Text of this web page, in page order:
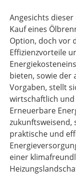
Angesichts
Kauf eines
Option, doch vor
Effizienzvorteile
bieten, sowie der
Vorgaben, stellt
wirtschaftlich
Erneuerbare
zukunftsweisend,
praktische und
einer